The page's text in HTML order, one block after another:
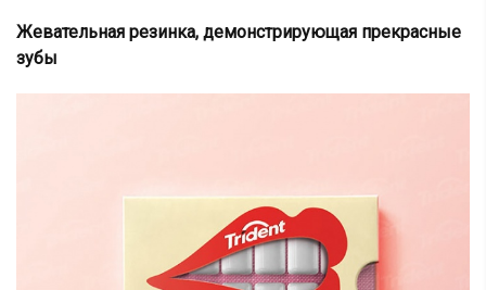
Жевательная резинка, демонстрирующая прекрасные
зубы